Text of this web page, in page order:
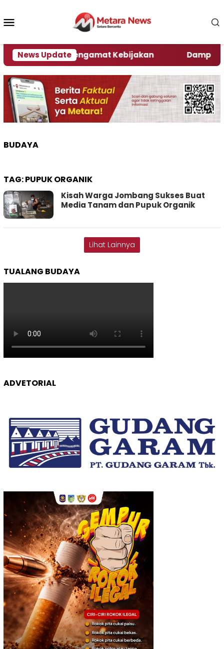
konten
News Update
Ini Kata Pengamat Kebijakan Dampak El
BUDAYA
TAG:PUPUK ORGANIK
Kisah Warga Jombang Sukses Buat
Media Tanam dan Pupuk Organik
Lihat Lainnya
TUALANG BUDAYA
ADVETORIAL